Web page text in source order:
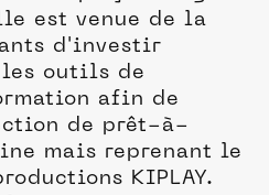
est venue de la
d'investir
les outils de
afin de
de prêt-à-
mais reprenant le
KIPLAY.